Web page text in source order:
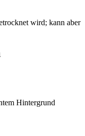
wird; kann aber